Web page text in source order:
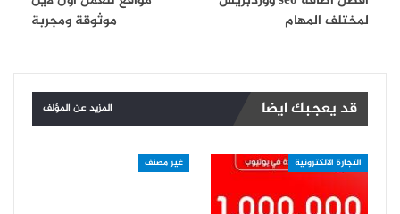
لمختلف المهام
موثوقة ومجربة
قد يعجبك ايضا المزيد عن المؤلف
التجارة الالكترونية غير مصنف